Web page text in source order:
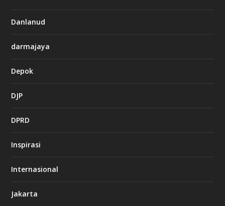
Danlanud
darmajaya
Depok
DJP
DPRD
Inspirasi
Internasional
Jakarta